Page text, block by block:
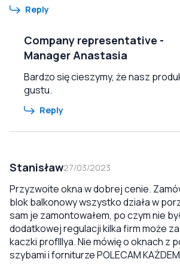
Reply
Company representative -
Manager Anastasia
Bardzo się cieszymy, że nasz
gustu.
Reply
Stanisław27/03/2023
Przyzwoite okna w dobrej cenie.
blok balkonowy wszystko działa w
sam je zamontowałem, po czym nie
dodatkowej regulacji kilka firm może
kaczki profIllya. Nie mówię o oknach z
szybami i forniturze POLECAM